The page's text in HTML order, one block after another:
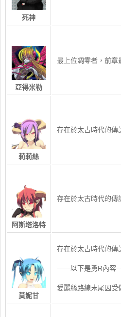
死神
亞得米勒
最上位凋零者，前
莉莉絲
存在於太古時代的傳
阿斯塔洛特
存在於太古時代的傳
莫妮甘
存在於太古時代的傳
——以下是勇R內
愛麗絲路線末尾因